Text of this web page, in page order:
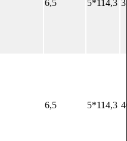
6,5 5*114,3
6,5 5*114,3